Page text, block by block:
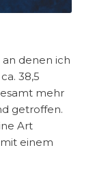
an denen ich
38,5
mehr
getroffen.
Art
einem